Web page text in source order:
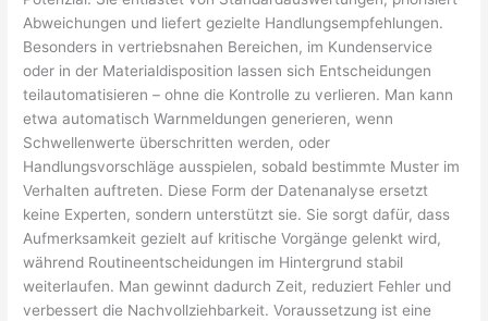
Abweichungen und liefert gezielte Handlungsempfehlungen.
Besonders in vertriebsnahen Bereichen, im Kundenservice
oder in der Materialdisposition lassen sich Entscheidungen
teilautomatisieren – ohne die Kontrolle zu verlieren. Man kann
etwa automatisch Warnmeldungen generieren, wenn
Schwellenwerte überschritten werden, oder
Handlungsvorschläge ausspielen, sobald bestimmte Muster im
Verhalten auftreten. Diese Form der Datenanalyse ersetzt
keine Experten, sondern unterstützt sie. Sie sorgt dafür, dass
Aufmerksamkeit gezielt auf kritische Vorgänge gelenkt wird,
während Routineentscheidungen im Hintergrund stabil
weiterlaufen. Man gewinnt dadurch Zeit, reduziert Fehler und
verbessert die Nachvollziehbarkeit. Voraussetzung ist eine